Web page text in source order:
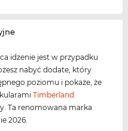
idzenie jest w przypadku
nabyć dodate, który
poziomu i pokaże, że
Timberland
Ta renomowana marka
2026.